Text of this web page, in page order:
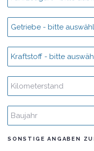
SONSTIGE ANGABEN